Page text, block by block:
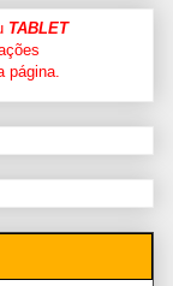
TABLET
página.